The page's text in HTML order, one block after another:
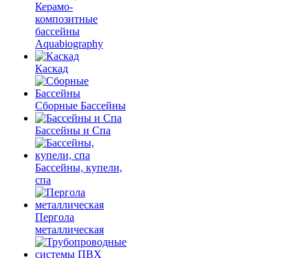
Керамо-
композитные
бассейны
Aquabiography
Каскад
Сборные Бассейны
Бассейны и Спа
Бассейны, купели,
спа
Пергола
металлическая